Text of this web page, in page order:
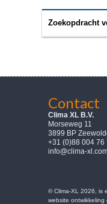
Zoekopdracht
Contact
Clima XL B.V.
Morseweg 11
3899 BP
+31 (0)88 004 76
info@clima-
© Clima-XL 2026, is
website ontwikkeling